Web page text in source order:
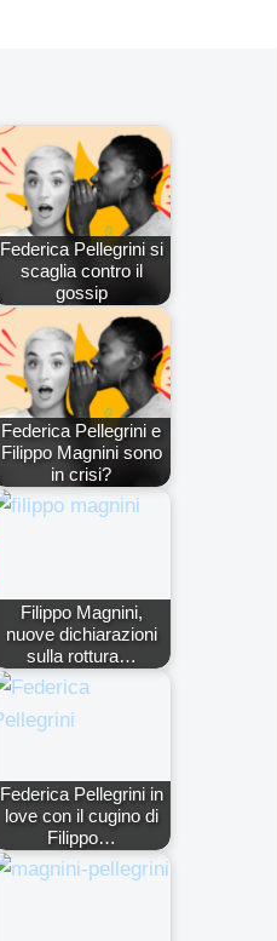
Federica Pellegrini si
scaglia contro il
gossip
Federica Pellegrini e
Filippo Magnini sono
in crisi?
Filippo Magnini,
nuove dichiarazioni
sulla rottura…
Federica Pellegrini in
love con il cugino di
Filippo…